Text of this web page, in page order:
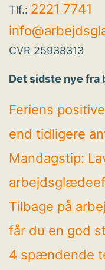
Tlf.: 2221 7741
CVR 25938313
Det sidste nye fra
Feriens
end tidligere
Mandagstip:
Tilbage på
får du en god
4 spændende